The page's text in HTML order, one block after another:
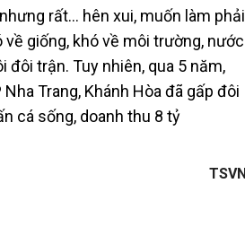
rất… hên xui, muốn làm phải
về giống, khó về môi trường, nước
đôi trận. Tuy nhiên, qua 5 năm,
Trang, Khánh Hòa đã gấp đôi
cá sống, doanh thu 8 tỷ
TSVN